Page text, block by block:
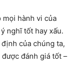
hành vi của
nghĩ tốt hay xấu.
của chúng ta,
đánh giá tốt –